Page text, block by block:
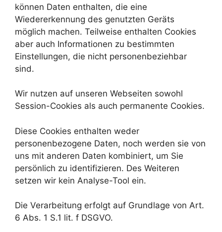
können Daten enthalten, die eine
Wiedererkennung des genutzten Geräts
möglich machen. Teilweise enthalten Cookies
aber auch Informationen zu bestimmten
Einstellungen, die nicht personenbeziehbar
sind.
Wir nutzen auf unseren Webseiten sowohl
Session-Cookies als auch permanente Cookies.
Diese Cookies enthalten weder
personenbezogene Daten, noch werden sie von
uns mit anderen Daten kombiniert, um Sie
persönlich zu identifizieren. Des Weiteren
setzen wir kein Analyse-Tool ein.
Die Verarbeitung erfolgt auf Grundlage von Art.
6 Abs. 1 S.1 lit. f DSGVO.